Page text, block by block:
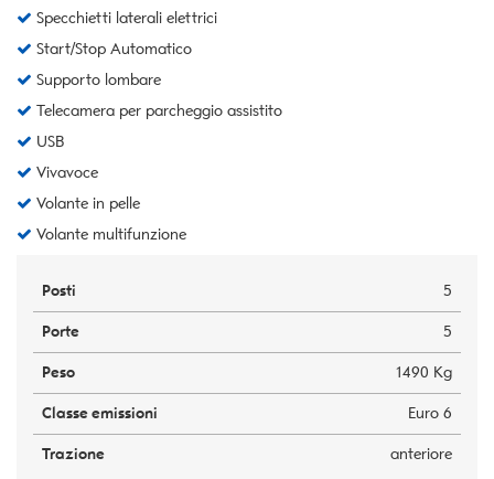
Specchietti laterali elettrici
Start/Stop Automatico
Supporto lombare
Telecamera per parcheggio assistito
USB
Vivavoce
Volante in pelle
Volante multifunzione
Posti 5
Porte 5
Peso 1490 Kg
Classe emissioni Euro 6
Trazione anteriore